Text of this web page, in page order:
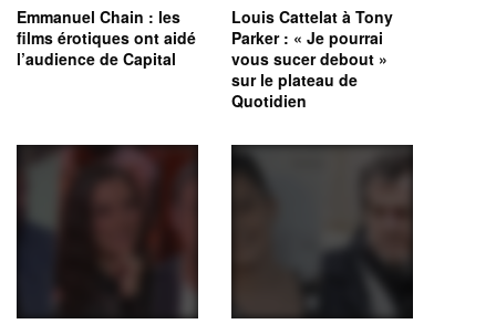
Emmanuel Chain : les
films érotiques ont aidé
l’audience de Capital
Louis Cattelat à Tony
Parker : « Je pourrai
vous sucer debout »
sur le plateau de
Quotidien